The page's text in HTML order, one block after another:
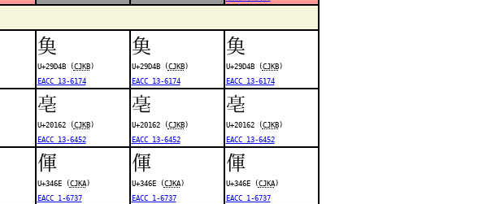
𩵋
U+29D4B (CJKB)
EACC 13-6174
𩵋
U+29D4B (CJKB)
EACC 13-6174
𩵋
U+29D4B (CJKB)
EACC 13-6174
𠅢
U+20162 (CJKB)
EACC 13-6452
𠅢
U+20162 (CJKB)
EACC 13-6452
𠅢
U+20162 (CJKB)
EACC 13-6452
㑮
U+346E (CJKA)
EACC 1-6737
㑮
U+346E (CJKA)
EACC 1-6737
㑮
U+346E (CJKA)
EACC 1-6737